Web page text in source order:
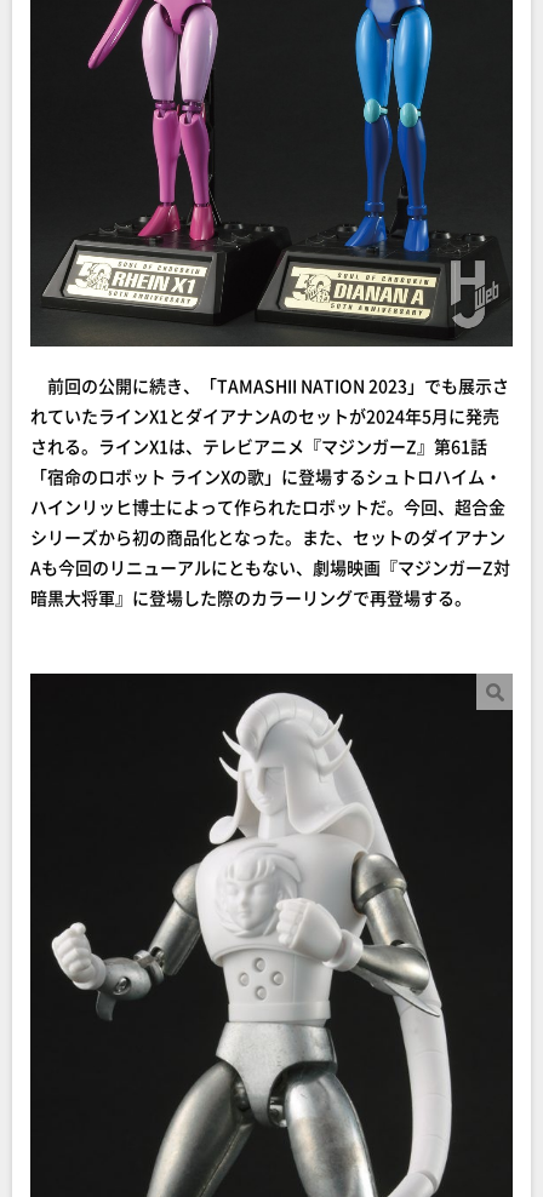
前回の公開に続き、「TAMASHII NATION 2023」でも展示さ
れていたラインX1とダイアナンAのセットが2024年5月に発売
される。ラインX1は、テレビアニメ『マジンガーZ』第61話
「宿命のロボット ラインXの歌」に登場するシュトロハイム・
ハインリッヒ博士によって作られたロボットだ。今回、超合金
シリーズから初の商品化となった。また、セットのダイアナン
Aも今回のリニューアルにともない、劇場映画『マジンガーZ対
暗黒大将軍』に登場した際のカラーリングで再登場する。